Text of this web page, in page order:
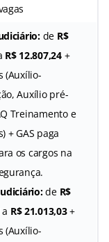
de R$
R$ 12.807,24+
(Auxílio-
Auxílio pré-
Treinamento e
+ GAS paga
os cargos na
de R$
a R$ 21.013,03+
(Auxílio-